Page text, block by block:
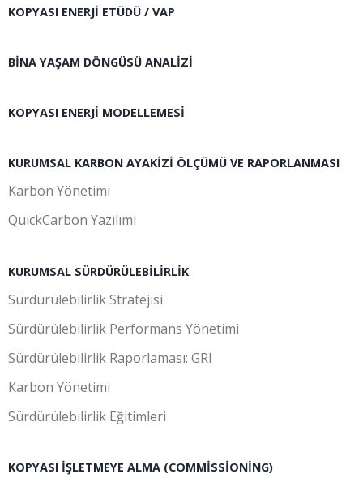
KOPYASI ENERJI ETÜDÜ / VAP
BINA YAŞAM DÖNGÜSÜ ANALIZI
KOPYASI ENERJI MODELLEMESI
KURUMSAL KARBON AYAKIZI ÖLÇÜMÜ VE RAPORLANMASI
Karbon Yönetimi
QuickCarbon Yazılımı
KURUMSAL SÜRDÜRÜLEBILIRLIK
Sürdürülebilirlik Stratejisi
Sürdürülebilirlik Performans Yönetimi
Sürdürülebilirlik Raporlaması: GRI
Karbon Yönetimi
Sürdürülebilirlik Eğitimleri
KOPYASI İŞLETMEYE ALMA (COMMISSIONING)